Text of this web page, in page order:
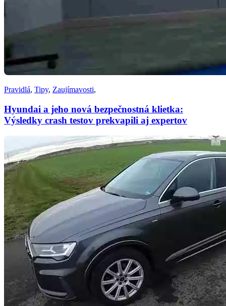
Pravidlá, Tipy, Zaujímavosti,
Hyundai a jeho nová bezpečnostná klietka:
Výsledky crash testov prekvapili aj expertov